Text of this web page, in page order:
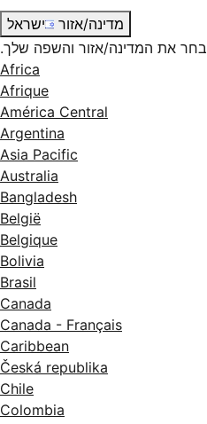
מדינה/אזור
ישראל
בחר את המדינה/אזור והשפה שלך.
Africa
Afrique
América Central
Argentina
Asia Pacific
Australia
Bangladesh
België
Belgique
Bolivia
Brasil
Canada
Canada - Français
Caribbean
Česká republika
Chile
Colombia